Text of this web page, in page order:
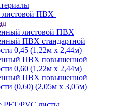
ПВХ
листовой ПВХ
ПВХ стандартной
0,45 (1,22м х 2,44м)
ПВХ повышенной
0,60 (1,22м х 2,44м)
ПВХ повышенной
(0,60) (2,05м х 3,05м)